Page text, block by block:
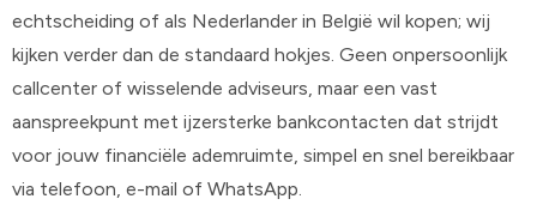
echtscheiding of als Nederlander in België wil kopen; wij
kijken verder dan de standaard hokjes. Geen onpersoonlijk
callcenter of wisselende adviseurs, maar een vast
aanspreekpunt met ijzersterke bankcontacten dat strijdt
voor jouw financiële ademruimte, simpel en snel bereikbaar
via telefoon, e-mail of WhatsApp.